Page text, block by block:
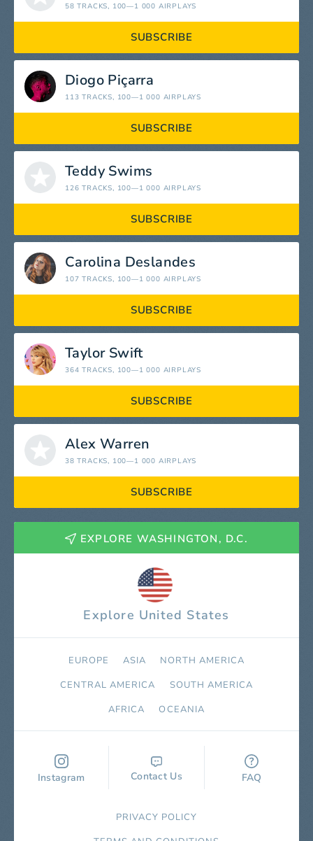
58 TRACKS, 100—1 000 AIRPLAYS
SUBSCRIBE
Diogo Piçarra
113 TRACKS, 100—1 000 AIRPLAYS
SUBSCRIBE
Teddy Swims
126 TRACKS, 100—1 000 AIRPLAYS
SUBSCRIBE
Carolina Deslandes
107 TRACKS, 100—1 000 AIRPLAYS
SUBSCRIBE
Taylor Swift
364 TRACKS, 100—1 000 AIRPLAYS
SUBSCRIBE
Alex Warren
38 TRACKS, 100—1 000 AIRPLAYS
SUBSCRIBE
EXPLORE WASHINGTON, D.C.
Explore United States
EUROPE ASIA
NORTH AMERICA
СENTRAL AMERICA
SOUTH AMERICA
AFRICA
OCEANIA
Instagram Contact Us FAQ
PRIVACY POLICY